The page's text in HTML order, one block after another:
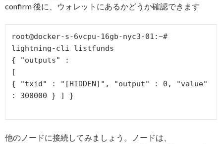
confirm 後に、ウォレットにあるかどうか確認できます
root@docker-s-6vcpu-16gb-nyc3-01:~#
lightning-cli listfunds
{ "outputs" :
[
{ "txid" : "[HIDDEN]", "output" : 0, "value"
: 300000 } ] }
他のノードに接続してみましょう。ノードは、